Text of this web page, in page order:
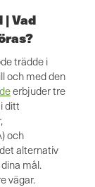
Vad
trädde i
och med den
erbjuder tre
ditt
och
alternativ
mål.
vägar.